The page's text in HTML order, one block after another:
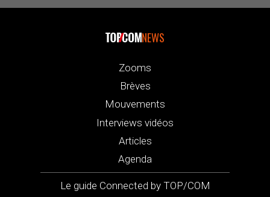
NEWS
Zooms
Brèves
Mouvements
Interviews vidéos
Articles
Agenda
Le guide Connected by TOP/COM